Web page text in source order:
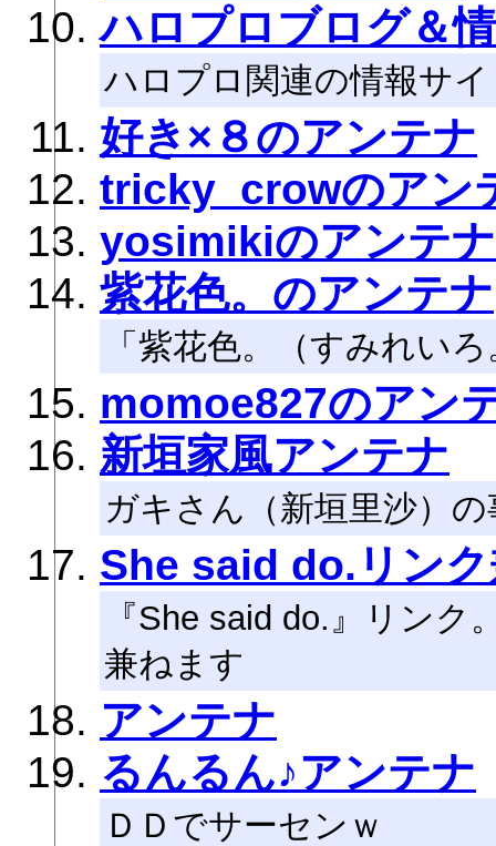
ハロプロブログ＆
ハロプロ関連の情報サ
好き×８のアンテナ
tricky_crowのアン
yosimikiのアンテナ
紫花色。のアンテナ
「紫花色。（すみれい
momoe827のアン
新垣家風アンテナ
ガキさん（新垣里沙）
She said do.リン
『She said do.』リン
兼ねます
アンテナ
るんるん♪アンテナ
ＤＤでサーセンｗ